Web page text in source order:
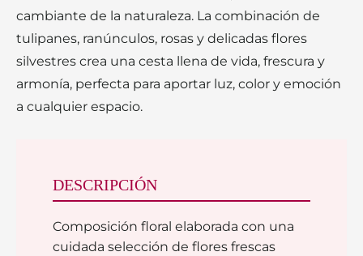
cambiante de la naturaleza. La combinación de
tulipanes, ranúnculos, rosas y delicadas flores
silvestres crea una cesta llena de vida, frescura y
armonía, perfecta para aportar luz, color y emoción
a cualquier espacio.
DESCRIPCIÓN
Composición floral elaborada con una
cuidada selección de flores frescas